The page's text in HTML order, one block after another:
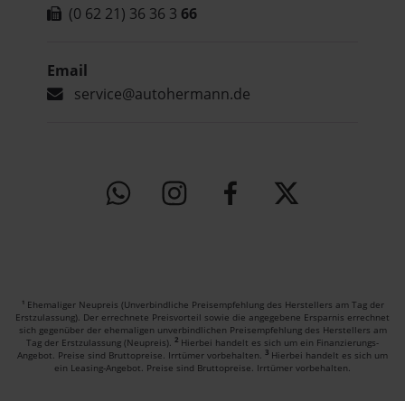
(0 62 21) 36 36 3 66
Email
service@autohermann.de
1 Ehemaliger Neupreis (Unverbindliche Preisempfehlung des Herstellers am Tag der
Erstzulassung). Der errechnete Preisvorteil sowie die angegebene Ersparnis errechnet
sich gegenüber der ehemaligen unverbindlichen Preisempfehlung des Herstellers am
Tag der Erstzulassung (Neupreis). 2 Hierbei handelt es sich um ein Finanzierungs-
Angebot. Preise sind Bruttopreise. Irrtümer vorbehalten.
3 Hierbei handelt es sich um
ein Leasing-Angebot. Preise sind Bruttopreise. Irrtümer vorbehalten.